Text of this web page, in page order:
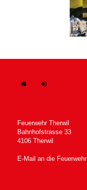
Feuerwehr Therwil
Bahnhofstrasse 33
4106 Therwil
E-Mail an die Feuerwehr